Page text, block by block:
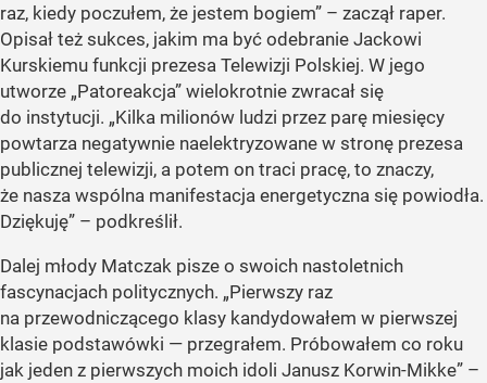
raz, kiedy poczułem, że jestem bogiem” – zaczął raper.
Opisał też sukces, jakim ma być odebranie Jackowi
Kurskiemu funkcji prezesa Telewizji Polskiej. W jego
utworze „Patoreakcja” wielokrotnie zwracał się
do instytucji. „Kilka milionów ludzi przez parę miesięcy
powtarza negatywnie naelektryzowane w stronę prezesa
publicznej telewizji, a potem on traci pracę, to znaczy,
że nasza wspólna manifestacja energetyczna się powiodła.
Dziękuję” – podkreślił.
Dalej młody Matczak pisze o swoich nastoletnich
fascynacjach politycznych. „Pierwszy raz
na przewodniczącego klasy kandydowałem w pierwszej
klasie podstawówki — przegrałem. Próbowałem co roku
jak jeden z pierwszych moich idoli Janusz Korwin-Mikke” –